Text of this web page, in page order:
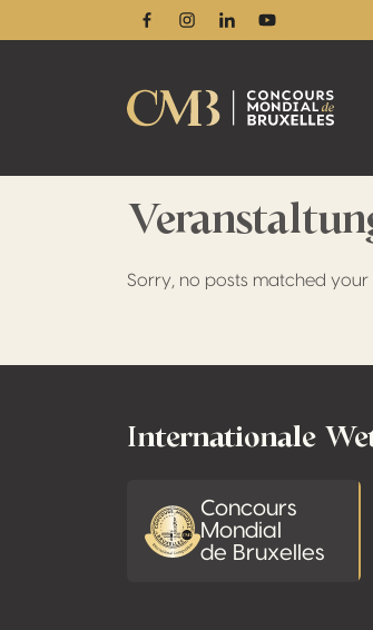
FacebookInstagram
LinkedinYoutube
Sorry, no posts matched your
Internationale
Concours
Mondial
de Bruxelles